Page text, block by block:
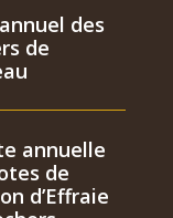
des
de
annuelle
de
d’Effraie